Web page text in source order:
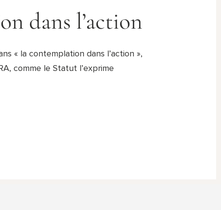
dans l’action
« la contemplation dans l’action »,
comme le Statut l’exprime